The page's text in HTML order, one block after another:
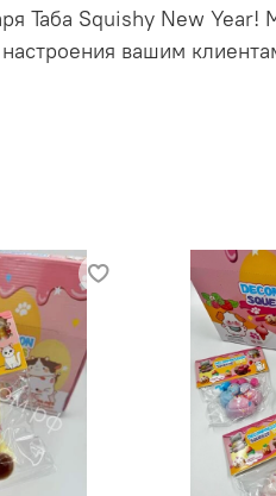
Табa Squishy New
вашим